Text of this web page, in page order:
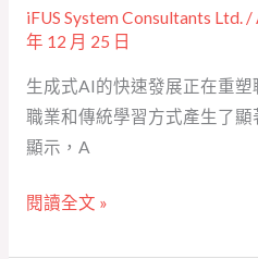
iFUS System Consultants Ltd. /
年 12 月 25 日
生成式AI的快速發展正在重
職業和傳統學習方式產生了
顯示，A
適
生
存
的
鍵 】
閱讀全文 »